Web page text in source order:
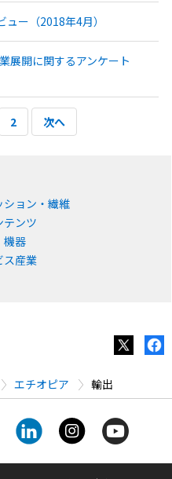
ー（2018年4月）
展開に関するアンケート
2 次へ
ション・繊維
テンツ
機器
ス産業
エチオピア 輸出